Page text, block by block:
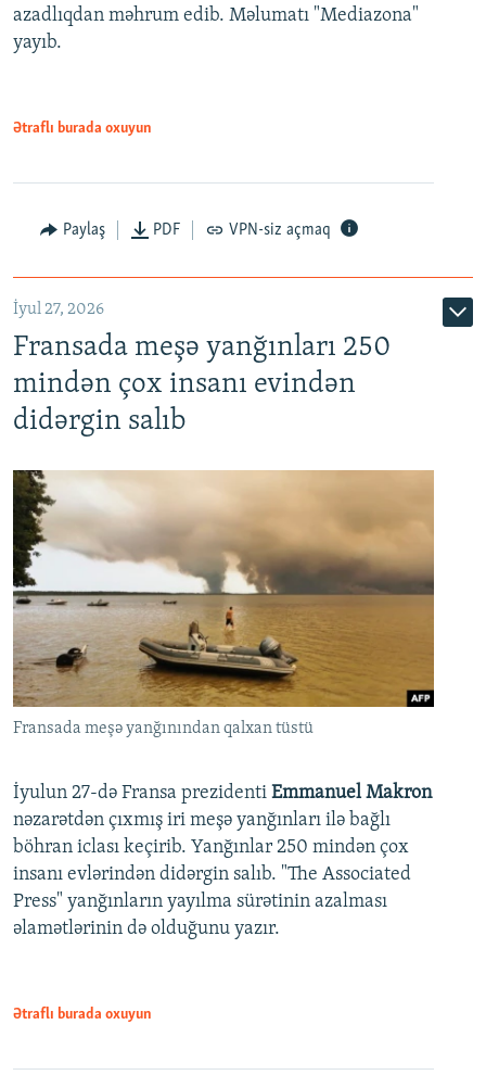
azadlıqdan məhrum edib. Məlumatı "Mediazona"
yayıb.
Ətraflı burada oxuyun
Paylaş PDF VPN-siz açmaq
İyul 27, 2026
Fransada meşə yanğınları 250
mindən çox insanı evindən
didərgin salıb
Fransada meşə yanğınından qalxan tüstü
İyulun 27-də Fransa prezidenti Emmanuel Makron
nəzarətdən çıxmış iri meşə yanğınları ilə bağlı
böhran iclası keçirib. Yanğınlar 250 mindən çox
insanı evlərindən didərgin salıb. "The Associated
Press" yanğınların yayılma sürətinin azalması
əlamətlərinin də olduğunu yazır.
Ətraflı burada oxuyun